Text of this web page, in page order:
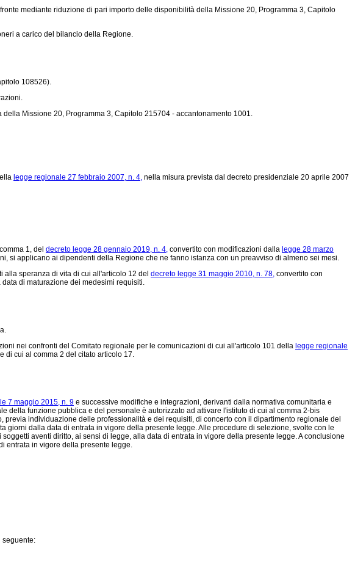
mediante riduzione di pari importo delle disponibilità della Missione 20, Programma 3, Capitolo
a carico del bilancio della Regione.
108526).
Missione 20, Programma 3, Capitolo 215704 - accantonamento 1001.
legge regionale 27 febbraio 2007, n. 4, nella misura prevista dal decreto presidenziale 20 aprile 2007
1, del decreto legge 28 gennaio 2019, n. 4, convertito con modificazioni dalla legge 28 marzo
si applicano ai dipendenti della Regione che ne fanno istanza con un preavviso di almeno sei mesi.
speranza di vita di cui all'articolo 12 del decreto legge 31 maggio 2010, n. 78, convertito con
di maturazione dei medesimi requisiti.
nei confronti del Comitato regionale per le comunicazioni di cui all'articolo 101 della legge regionale
di cui al comma 2 del citato articolo 17.
7 maggio 2015, n. 9 e successive modifiche e integrazioni, derivanti dalla normativa comunitaria e
funzione pubblica e del personale è autorizzato ad attivare l'istituto di cui al comma 2-bis
individuazione delle professionalità e dei requisiti, di concerto con il dipartimento regionale del
dalla data di entrata in vigore della presente legge. Alle procedure di selezione, svolte con le
aventi diritto, ai sensi di legge, alla data di entrata in vigore della presente legge. A conclusione
entrata in vigore della presente legge.
seguente: